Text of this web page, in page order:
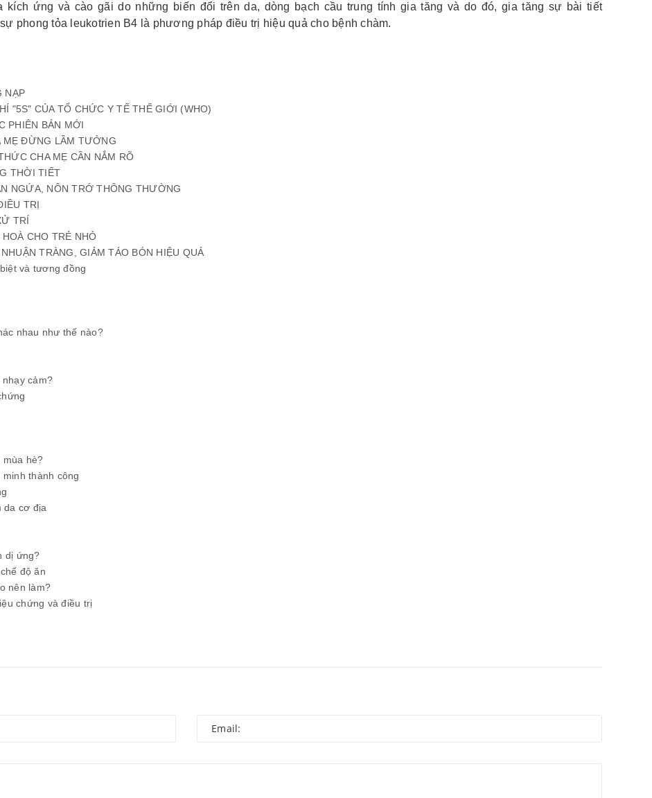
kích ứng và cào gãi do những biến đổi trên da, dòng bạch cầu trung tính gia tăng và do đó, gia tăng sự bài tiết
phong tỏa leukotrien B4 là phương pháp điều trị hiệu quả cho bệnh chàm.
NẠP
"5S" CỦA TỔ CHỨC Y TẾ THẾ GIỚI (WHO)
PHIÊN BẢN MỚI
MẸ ĐỪNG LẦM TƯỞNG
CHA MẸ CẦN NẮM RÕ
THỜI TIẾT
NGỨA, NÔN TRỚ THÔNG THƯỜNG
TRỊ
TRÍ
CHO TRẺ NHỎ
TRÀNG, GIẢM TÁO BÓN HIỆU QUẢ
và tương đồng
nhau như thế nào?
cảm?
hè?
thành công
da cơ địa
dị ứng?
độ ăn
nên làm?
chứng và điều trị